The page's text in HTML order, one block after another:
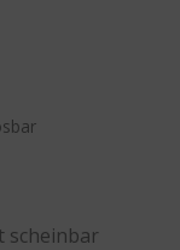
scheinbar